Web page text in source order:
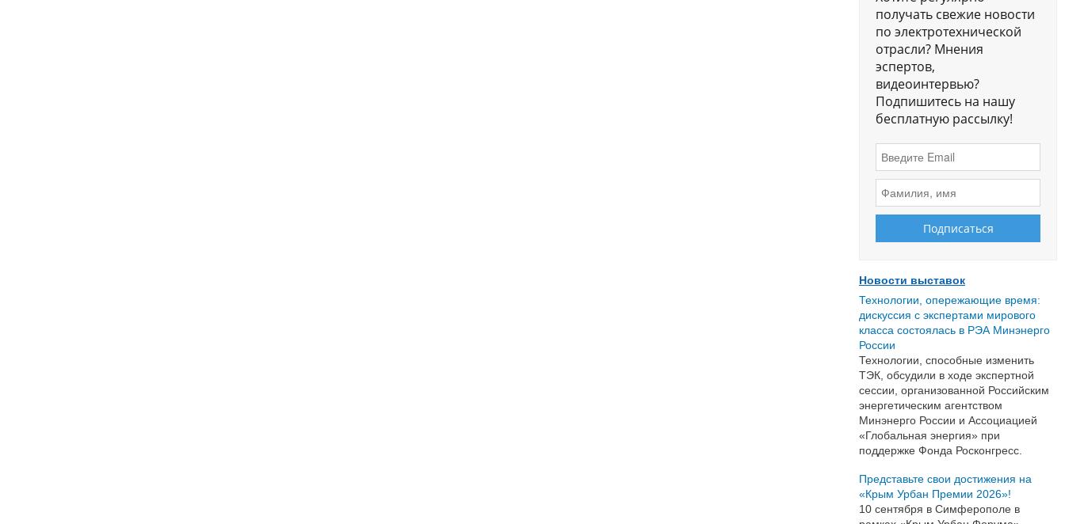
получать свежие новости
по электротехнической
отрасли? Мнения
эспертов,
видеоинтервью?
Подпишитесь на нашу
бесплатную рассылку!
Новости выставок
Технологии, опережающие время:
дискуссия с экспертами мирового
класса состоялась в РЭА Минэнерго
России
Технологии, способные изменить
ТЭК, обсудили в ходе экспертной
сессии, организованной Российским
энергетическим агентством
Минэнерго России и Ассоциацией
«Глобальная энергия» при
поддержке Фонда Росконгресс.
Представьте свои достижения на
«Крым Урбан Премии 2026»!
10 сентября в Симферополе в